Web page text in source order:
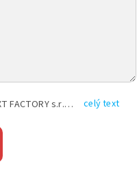
Vyplněním shora uvedených údajů beru na vědomí, že společnost TEXT FACTORY s.r.o., sídlem Brno, Durďákova 336/29, Černá Pole, PSČ: 613 00, IČ: 06157831, zapsané u Krajského soudu v Brně, oddíl C, vložka 100399, bude zpracovávat mé osobní údaje uvedené v rámci mnou vyplněného registračního formuláře na základě oprávněných zájmů TEXT FACTORY s.r.o. dle čl. 6 odst. 1 písm. f) GDPR a pro splnění právních povinností (čl. 6 odst. 1 písm. c) GDPR), a to pro tyto účely: nezbytnost zajistit oprávnění návštěvníka webových stránek provozovaných společností TEXT FACTORY s.r.o. přispívat aktivně ke zveřejněným článkům nebo v rámci diskusních fór a výkon práv TEXT FACTORY s.r.o. jako administrátora těchto diskusních fór. Více informací o zpracování osobních údajů a právech lze nalézt v celý text